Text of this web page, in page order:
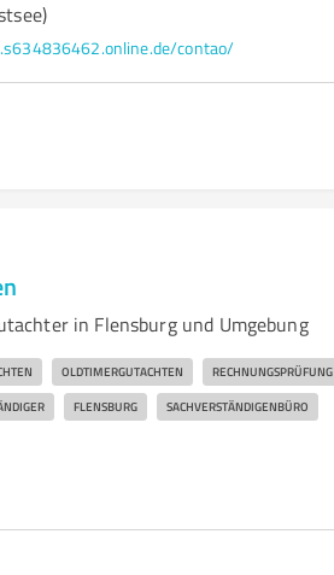
contao/
in Flensburg und Umgebung
OLDTIMERGUTACHTEN RECHNUNGSPRÜFUNG
FLENSBURG SACHVERSTÄNDIGENBÜRO